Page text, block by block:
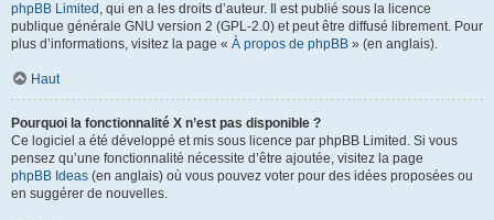
phpBB Limited , qui en a les droits d’auteur. Il est publié sous la licence
publique générale GNU version 2 (GPL-2.0) et peut être diffusé librement. Pour
plus d’informations, visitez la page « À propos de phpBB » (en anglais).
Haut
Pourquoi la fonctionnalité X n’est pas disponible ?
Ce logiciel a été développé et mis sous licence par phpBB Limited. Si vous
pensez qu’une fonctionnalité nécessite d’être ajoutée, visitez la page
phpBB Ideas (en anglais) où vous pouvez voter pour des idées proposées ou
en suggérer de nouvelles.